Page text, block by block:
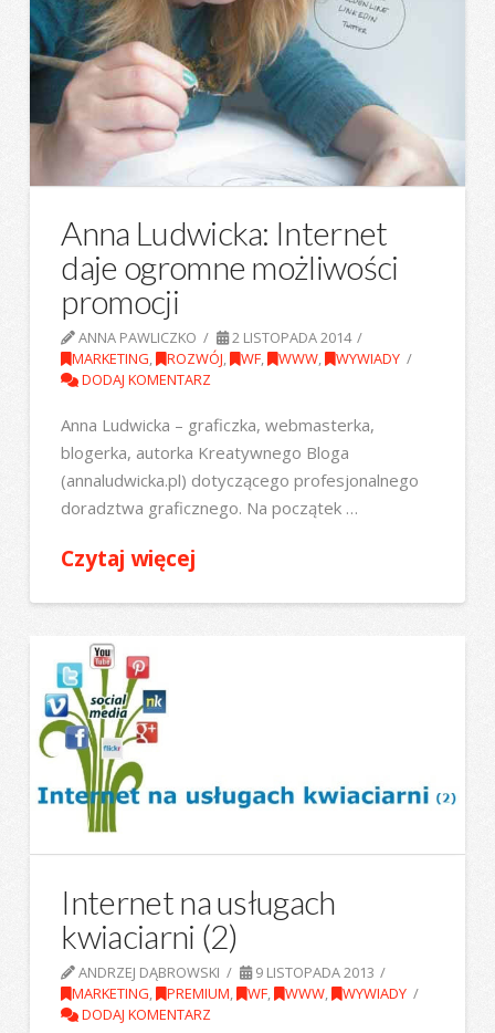
Anna Ludwicka: Internet
daje ogromne możliwości
promocji
ANNA PAWLICZKO
2 LISTOPADA 2014
MARKETING, ROZWÓJ, WF, WWW, WYWIADY
DODAJ KOMENTARZ
Anna Ludwicka – graficzka, webmasterka,
blogerka, autorka Kreatywnego Bloga
(annaludwicka.pl) dotyczącego profesjonalnego
doradztwa graficznego. Na początek …
Czytaj więcej
Internet na usługach
kwiaciarni (2)
ANDRZEJ DĄBROWSKI
9 LISTOPADA 2013
MARKETING, PREMIUM, WF, WWW, WYWIADY
DODAJ KOMENTARZ